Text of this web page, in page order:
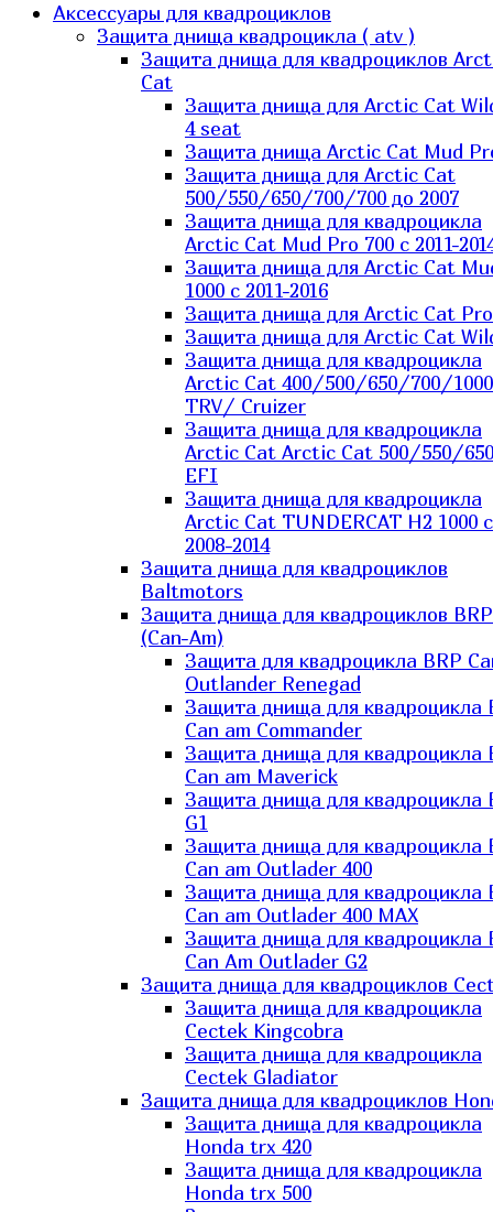
Аксессуары для квадроциклов
Защита днища квадроцикла ( atv )
Защита днища для квадроциклов
Cat
Защита днища для Arctic Cat
4 seat
Защита днища Arctic Cat Mud
Защита днища для Arctic Cat
500/550/650/700/700 до 2007
Защита днища для квадроцикла
Arctic Cat Mud Pro 700 с 2011-
Защита днища для Arctic Cat
1000 c 2011-2016
Защита днища для Arctic Cat
Защита днища для Arctic Cat
Защита днища для квадроцикла
Arctic Cat 400/500/650/700/1000
TRV/ Cruizer
Защита днища для квадроцикла
Arctic Cat Arctic Cat 500/550/
EFI
Защита днища для квадроцикла
Arctic Cat TUNDERCAT H2 1000 c
2008-2014
Защита днища для квадроциклов
Baltmotors
Защита днища для квадроциклов BRP
(Can-Am)
Защита для квадроцикла BRP
Outlander Renegad
Защита днища для квадроцикла
Can am Commander
Защита днища для квадроцикла
Can am Maverick
Защита днища для квадроцикла
G1
Защита днища для квадроцикла
Can am Outlader 400
Защита днища для квадроцикла
Can am Outlader 400 MAX
Защита днища для квадроцикла
Can Аm Outlader G2
Защита днища для квадроциклов
Защита днища для квадроцикла
Cectek Kingcobra
Защита днища для квадроцикла
Cectek Gladiator
Защита днища для квадроциклов
Защита днища для квадроцикла
Honda trx 420
Защита днища для квадроцикла
Honda trx 500